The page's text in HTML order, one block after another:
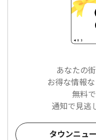
あなたの
お得な情報
無料
通知で見逃
タウンニュ